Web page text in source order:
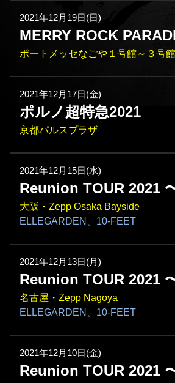
2021年12月19日(日)
MERRY ROCK
ポートメッセなごや１号館～３号館
2021年12月17日(金)
ポルノ超特急2021
京都パルスプラザ
2021年12月15日(水)
Reunion TOUR 2021
大阪・Zepp Osaka Bayside
ELLEGARDEN、10-FEET
2021年12月13日(月)
Reunion TOUR 2021
名古屋・Zepp Nagoya
ELLEGARDEN、10-FEET
2021年12月10日(金)
Reunion TOUR 2021